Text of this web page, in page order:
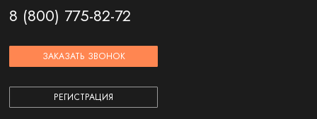
8 (800) 775-82-72
ЗАКАЗАТЬ ЗВОНОК
РЕГИСТРАЦИЯ